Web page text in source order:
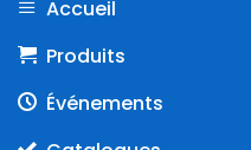
Accueil
Produits
Événements